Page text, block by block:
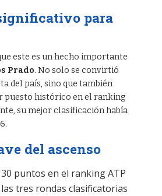
para
este es un hecho importante
Prado. No solo se convirtió
del país, sino que también
puesto histórico en el ranking
su mejor clasificación había
del ascenso
puntos en el ranking ATP
tres rondas clasificatorias